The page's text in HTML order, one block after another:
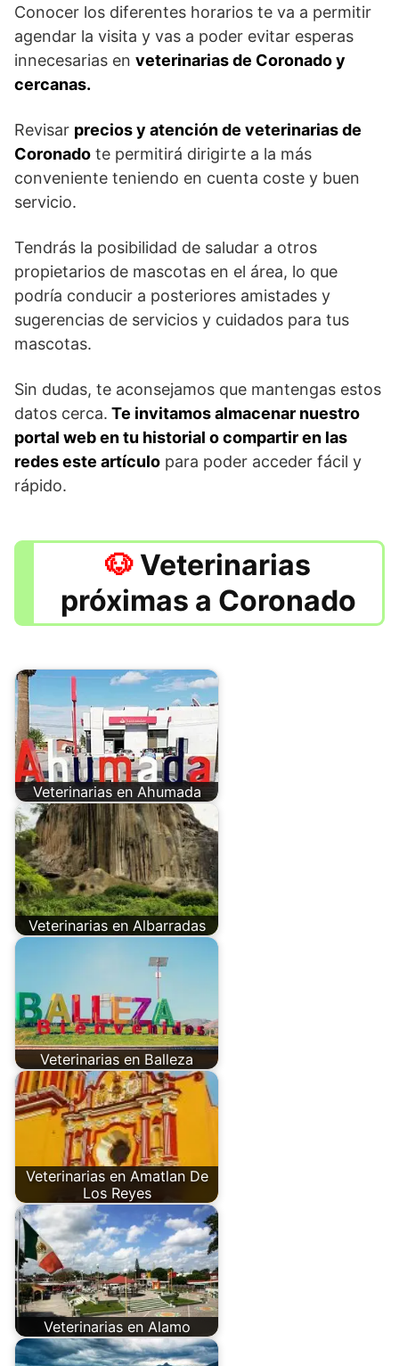
Conocer los diferentes horarios te va a permitir
agendar la visita y vas a poder evitar esperas
innecesarias en veterinarias de Coronado y
cercanas.
Revisar precios y atención de veterinarias de
Coronado te permitirá dirigirte a la más
conveniente teniendo en cuenta coste y buen
servicio.
Tendrás la posibilidad de saludar a otros
propietarios de mascotas en el área, lo que
podría conducir a posteriores amistades y
sugerencias de servicios y cuidados para tus
mascotas.
Sin dudas, te aconsejamos que mantengas estos
datos cerca. Te invitamos almacenar nuestro
portal web en tu historial o compartir en las
redes este artículo para poder acceder fácil y
rápido.
Veterinarias
próximas a Coronado
Veterinarias en Ahumada
Veterinarias en Albarradas
Veterinarias en Balleza
Veterinarias en Amatlan De
Los Reyes
Veterinarias en Alamo